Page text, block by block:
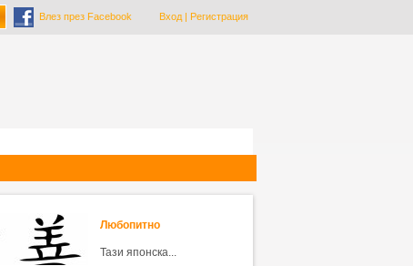
Влез през Facebook Вход| Регистрация
Любопитно
Тази японска...